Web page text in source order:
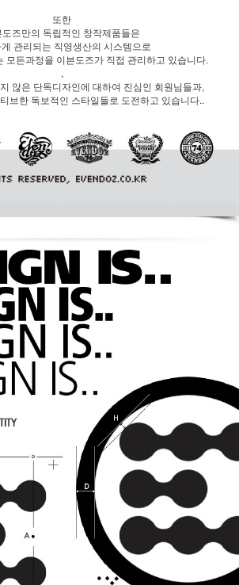
또한
도즈만의 독립적인 창작제품들은
관리되는 직영생산의 시스템으로
모든과정을 이븐도즈가 직접 관리하고 있습니다.
,
않은 단독디자인에 대하여 진심인 회원님들과,
브한 독보적인 스타일들로 도전하고 있습니다..